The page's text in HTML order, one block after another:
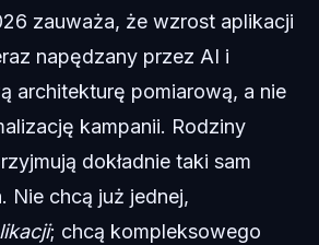
zauważa, że wzrost aplikacji
napędzany przez AI i
architekturę pomiarową, a nie
kampanii. Rodziny
dokładnie taki sam
Nie chcą już jednej,
; chcą kompleksowego